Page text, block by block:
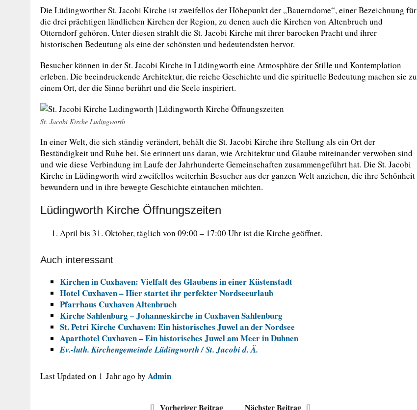
Die Lüdingworther St. Jacobi Kirche ist zweifellos der Höhepunkt der „Bauerndome“, einer Bezeichnung für
die drei prächtigen ländlichen Kirchen der Region, zu denen auch die Kirchen von Altenbruch und
Otterndorf gehören. Unter diesen strahlt die St. Jacobi Kirche mit ihrer barocken Pracht und ihrer
historischen Bedeutung als eine der schönsten und bedeutendsten hervor.
Besucher können in der St. Jacobi Kirche in Lüdingworth eine Atmosphäre der Stille und Kontemplation
erleben. Die beeindruckende Architektur, die reiche Geschichte und die spirituelle Bedeutung machen sie zu
einem Ort, der die Sinne berührt und die Seele inspiriert.
St. Jacobi Kirche Ludingworth
In einer Welt, die sich ständig verändert, behält die St. Jacobi Kirche ihre Stellung als ein Ort der
Beständigkeit und Ruhe bei. Sie erinnert uns daran, wie Architektur und Glaube miteinander verwoben sind
und wie diese Verbindung im Laufe der Jahrhunderte Gemeinschaften zusammengeführt hat. Die St. Jacobi
Kirche in Lüdingworth wird zweifellos weiterhin Besucher aus der ganzen Welt anziehen, die ihre Schönheit
bewundern und in ihre bewegte Geschichte eintauchen möchten.
Lüdingworth Kirche Öffnungszeiten
April bis 31. Oktober, täglich von 09:00 – 17:00 Uhr ist die Kirche geöffnet.
Auch interessant
Kirchen in Cuxhaven: Vielfalt des Glaubens in einer Küstenstadt
Hotel Cuxhaven – Hier startet ihr perfekter Nordseeurlaub
Pfarrhaus Cuxhaven Altenbruch
Kirche Sahlenburg – Johanneskirche in Cuxhaven Sahlenburg
St. Petri Kirche Cuxhaven: Ein historisches Juwel an der Nordsee
Aparthotel Cuxhaven – Ein historisches Juwel am Meer in Duhnen
Ev.-luth. Kirchengemeinde Lüdingworth / St. Jacobi d. Ä.
Last Updated on 1 Jahr ago by Admin
Vorheriger Beitrag Nächster Beitrag